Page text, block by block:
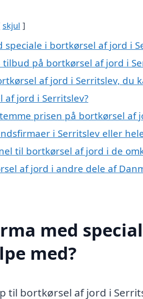
skjul
speciale i bortkørsel af jord i
på bortkørsel af jord i
af jord i Serritslev, du
af jord i Serritslev?
prisen på bortkørsel af
i Serritslev eller
til bortkørsel af jord i de
af jord i andre dele af
med
med?
til bortkørsel af jord i